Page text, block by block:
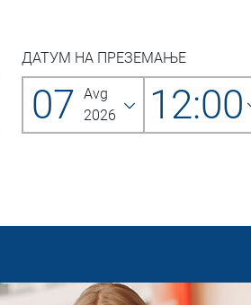
ДАТУМ НА ПРЕЗЕМАЊЕ
07 Avg
2026
12:00